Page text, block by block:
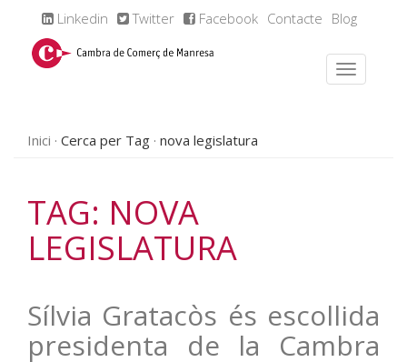
Linkedin Twitter Facebook Contacte Blog
Inici Cerca per Tag nova legislatura
TAG: NOVA
LEGISLATURA
Sílvia Gratacòs és escollida
presidenta de la Cambra